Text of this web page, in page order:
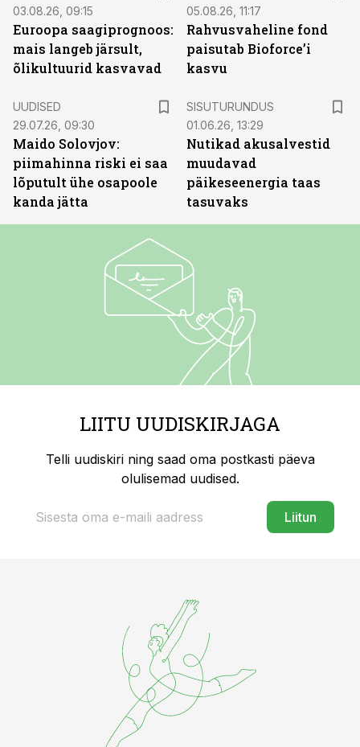
03.08.26, 09:15
Euroopa saagiprognoos:
mais langeb järsult,
õlikultuurid kasvavad
05.08.26, 11:17
Rahvusvaheline fond
paisutab Bioforce’i
kasvu
UUDISED
29.07.26, 09:30
Maido Solovjov:
piimahinna riski ei saa
lõputult ühe osapoole
kanda jätta
SISUTURUNDUS
01.06.26, 13:29
Nutikad akusalvestid
muudavad
päikeseenergia taas
tasuvaks
LIITU UUDISKIRJAGA
Telli uudiskiri ning saad oma postkasti päeva
olulisemad uudised.
Liitun